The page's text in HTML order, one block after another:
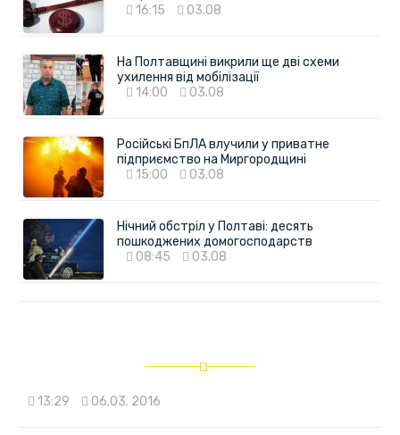
16:15
03.08
На Полтавщині викрили ще дві схеми
ухилення від мобілізації
14:00
03.08
Російські БпЛА влучили у приватне
підприємство на Миргородщині
15:00
03.08
Нічний обстріл у Полтаві: десять
пошкоджених домогосподарств
08:45
03.08
13:29 06.03. 2016